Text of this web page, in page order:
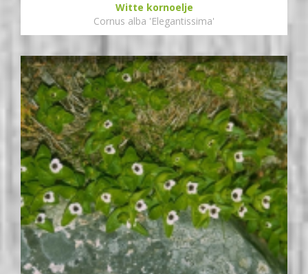
Witte kornoelje
Cornus alba 'Elegantissima'